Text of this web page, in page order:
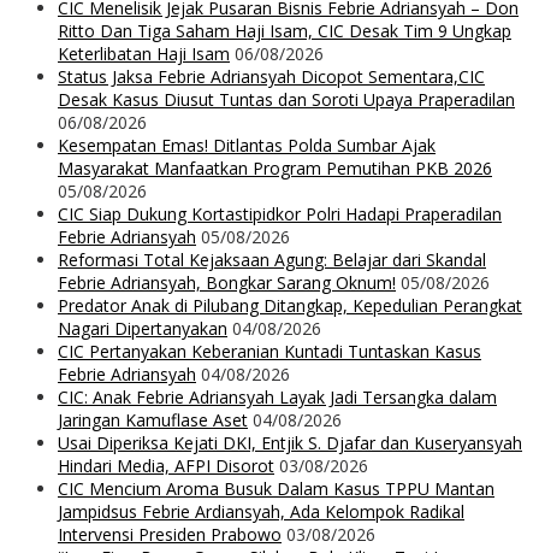
CIC Menelisik Jejak Pusaran Bisnis Febrie Adriansyah – Don
Ritto Dan Tiga Saham Haji Isam, CIC Desak Tim 9 Ungkap
Keterlibatan Haji Isam 06/08/2026
Status Jaksa Febrie Adriansyah Dicopot Sementara,CIC
Desak Kasus Diusut Tuntas dan Soroti Upaya Praperadilan
06/08/2026
Kesempatan Emas! Ditlantas Polda Sumbar Ajak
Masyarakat Manfaatkan Program Pemutihan PKB 2026
05/08/2026
CIC Siap Dukung Kortastipidkor Polri Hadapi Praperadilan
Febrie Adriansyah 05/08/2026
Reformasi Total Kejaksaan Agung: Belajar dari Skandal
Febrie Adriansyah, Bongkar Sarang Oknum! 05/08/2026
Predator Anak di Pilubang Ditangkap, Kepedulian Perangkat
Nagari Dipertanyakan 04/08/2026
CIC Pertanyakan Keberanian Kuntadi Tuntaskan Kasus
Febrie Adriansyah 04/08/2026
CIC: Anak Febrie Adriansyah Layak Jadi Tersangka dalam
Jaringan Kamuflase Aset 04/08/2026
Usai Diperiksa Kejati DKI, Entjik S. Djafar dan Kuseryansyah
Hindari Media, AFPI Disorot 03/08/2026
CIC Mencium Aroma Busuk Dalam Kasus TPPU Mantan
Jampidsus Febrie Ardiansyah, Ada Kelompok Radikal
Intervensi Presiden Prabowo 03/08/2026